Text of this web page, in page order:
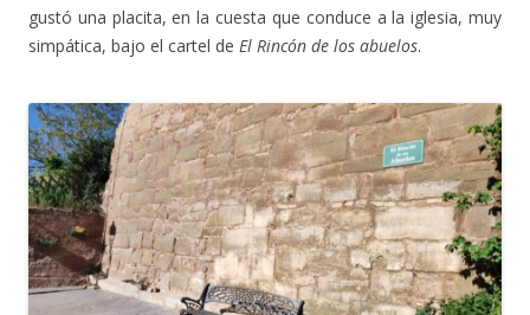
gustó una placita, en la cuesta que conduce a la iglesia, muy
simpática, bajo el cartel de El Rincón de los abuelos.